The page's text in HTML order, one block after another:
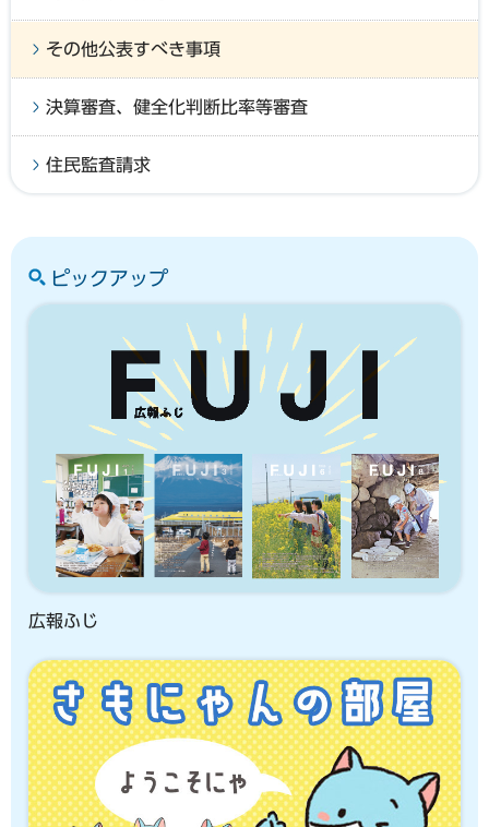
その他公表すべき事項
決算審査、健全化判断比率等審査
住民監査請求
ピックアップ
広報ふじ